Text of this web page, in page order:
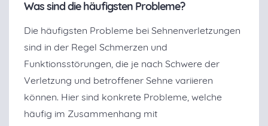
Was sind die häufigsten Probleme?
Die häufigsten Probleme bei Sehnenverletzungen
sind in der Regel Schmerzen und
Funktionsstörungen, die je nach Schwere der
Verletzung und betroffener Sehne variieren
können. Hier sind konkrete Probleme, welche
häufig im Zusammenhang mit